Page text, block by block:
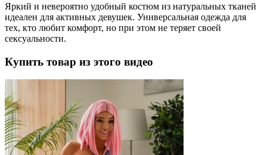
Яркий и невероятно удобный костюм из натуральных тканей
идеален для активных девушек. Универсальная одежда для
тех, кто любит комфорт, но при этом не теряет своей
сексуальности.
Купить товар из этого видео